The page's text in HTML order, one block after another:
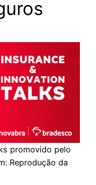
promovido pelo
Reprodução da